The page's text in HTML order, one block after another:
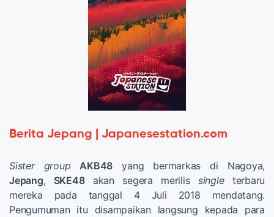
Berita Jepang | Japanesestation.com
Sister group AKB48 yang bermarkas di Nagoya,
Jepang, SKE48akan segera merilis singleterbaru
mereka pada tanggal 4 Juli 2018 mendatang.
Pengumuman itu disampaikan langsung kepada para